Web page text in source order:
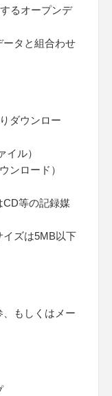
るオープンデ
タと組合わせ
ダウンロー
ル）
ンロード）
等の記録媒
ズは5MB以下
もしくはメー